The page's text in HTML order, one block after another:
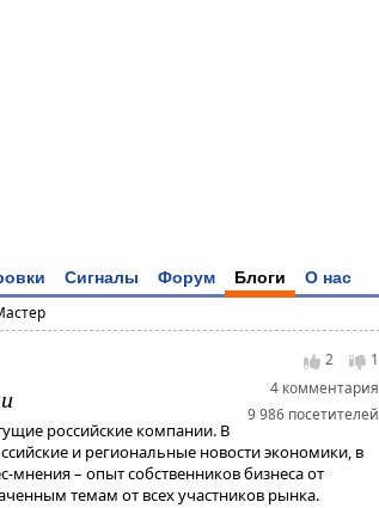
Сигналы Форум Блоги О нас
2
1
4 комментария
9 986 посетителей
российские компании. В
и региональные новости экономики, в
мнения – опыт собственников бизнеса от
темам от всех участников рынка.